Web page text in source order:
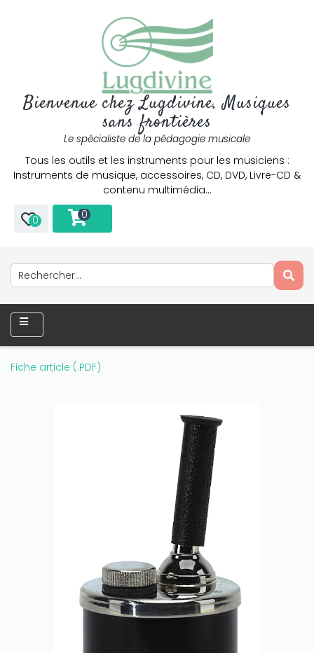
Bienvenue chez Lugdivine, Musiques
sans frontières
Le spécialiste de la pédagogie musicale
Tous les outils et les instruments pour les musiciens :
Instruments de musique, accessoires, CD, DVD, Livre-CD &
contenu multimédia…
0 0
Fiche article (.PDF)